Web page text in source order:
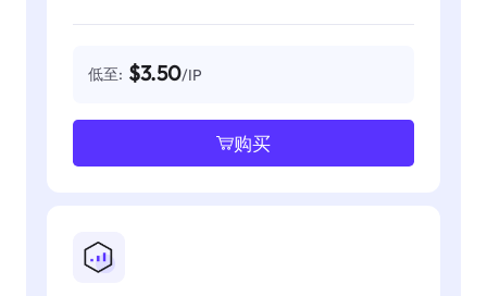
低至: $3.50/IP
购买